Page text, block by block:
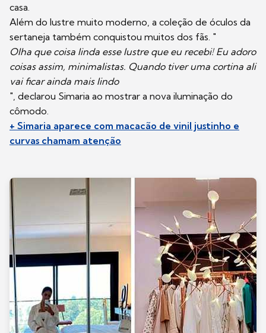
casa.
Além do lustre muito moderno, a coleção de óculos da
sertaneja também conquistou muitos dos fãs. "
Olha que coisa linda esse lustre que eu recebi! Eu adoro
coisas assim, minimalistas. Quando tiver uma cortina ali
vai ficar ainda mais lindo
", declarou Simaria ao mostrar a nova iluminação do
cômodo.
+ Simaria aparece com macacão de vinil justinho e
curvas chamam atenção